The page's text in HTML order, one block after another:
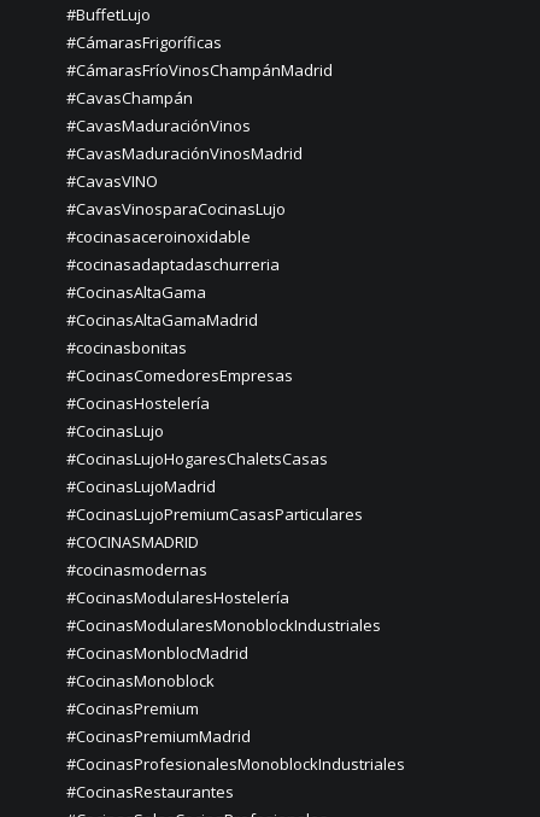
#BuffetLujo
#CámarasFrigoríficas
#CámarasFríoVinosChampánMadrid
#CavasChampán
#CavasMaduraciónVinos
#CavasMaduraciónVinosMadrid
#CavasVINO
#CavasVinosparaCocinasLujo
#cocinasaceroinoxidable
#cocinasadaptadaschurreria
#CocinasAltaGama
#CocinasAltaGamaMadrid
#cocinasbonitas
#CocinasComedoresEmpresas
#CocinasHostelería
#CocinasLujo
#CocinasLujoHogaresChaletsCasas
#CocinasLujoMadrid
#CocinasLujoPremiumCasasParticulares
#COCINASMADRID
#cocinasmodernas
#CocinasModularesHostelería
#CocinasModularesMonoblockIndustriales
#CocinasMonblocMadrid
#CocinasMonoblock
#CocinasPremium
#CocinasPremiumMadrid
#CocinasProfesionalesMonoblockIndustriales
#CocinasRestaurantes